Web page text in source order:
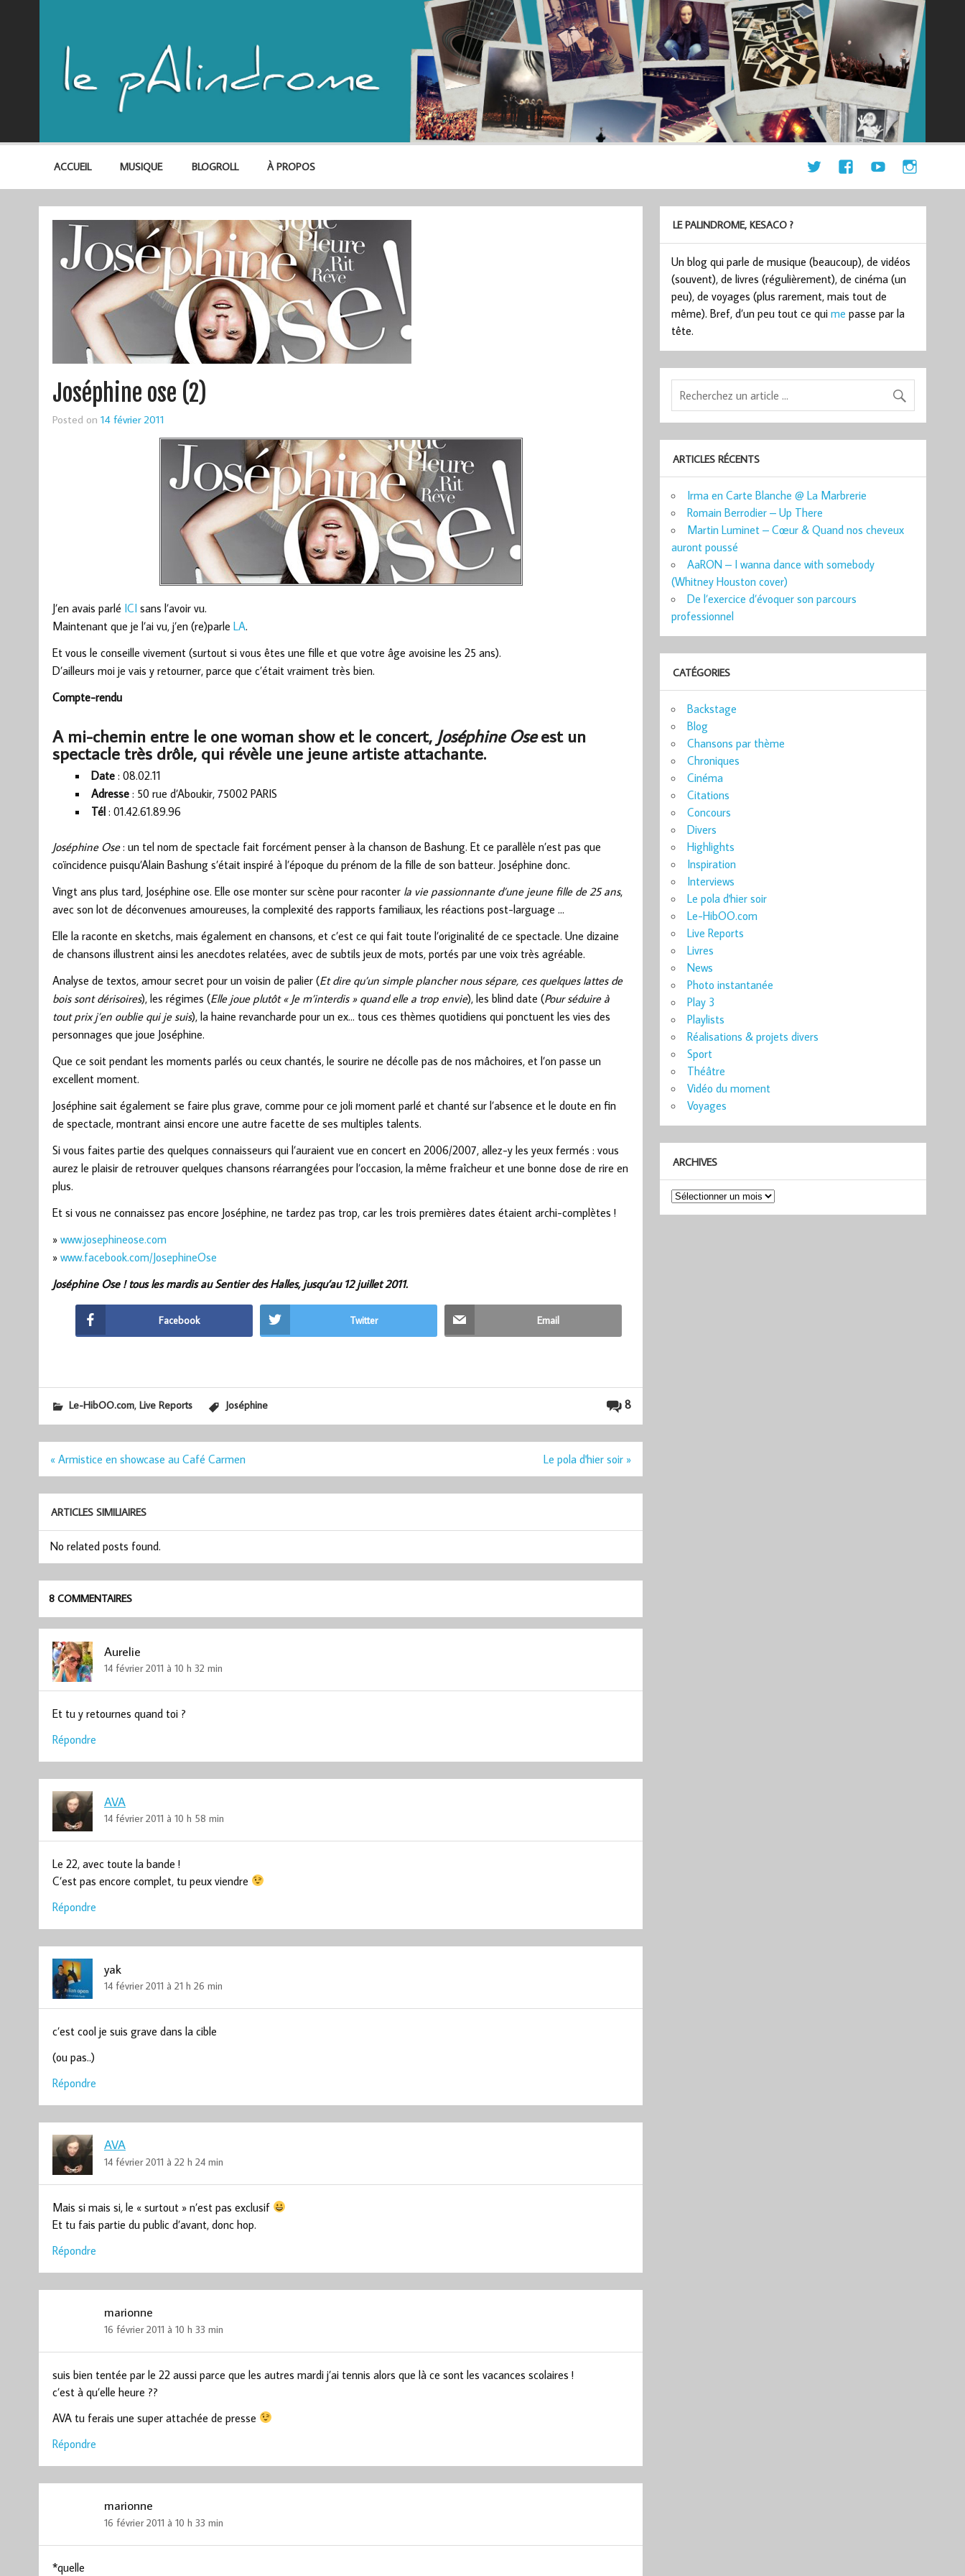
ACCUEIL MUSIQUE BLOGROLL À PROPOS
Joséphine ose (2)
Posted on 14 février 2011
J’en avais parlé ICI sans l’avoir vu.
Maintenant que je l’ai vu, j’en (re)parle LA.
Et vous le conseille vivement (surtout si vous êtes une fille et que votre âge avoisine les 25 ans).
D’ailleurs moi je vais y retourner, parce que c’était vraiment très bien.
Compte-rendu
A mi-chemin entre le one woman show et le concert, Joséphine Oseest un
spectacle très drôle, qui révèle une jeune artiste attachante.
Date: 08.02.11
Adresse: 50 rue d’Aboukir, 75002 PARIS
Tél : 01.42.61.89.96
Joséphine Ose: un tel nom de spectacle fait forcément penser à la chanson de Bashung. Et ce parallèle n’est pas que
coïncidence puisqu’Alain Bashung s’était inspiré à l’époque du prénom de la fille de son batteur. Joséphine donc.
Vingt ans plus tard, Joséphine ose. Elle ose monter sur scène pour raconter la vie passionnante d’une jeune fille de 25 ans,
avec son lot de déconvenues amoureuses, la complexité des rapports familiaux, les réactions post-larguage …
Elle la raconte en sketchs, mais également en chansons, et c’est ce qui fait toute l’originalité de ce spectacle. Une dizaine
de chansons illustrent ainsi les anecdotes relatées, avec de subtils jeux de mots, portés par une voix très agréable.
Analyse de textos, amour secret pour un voisin de palier (Et dire qu’un simple plancher nous sépare, ces quelques lattes de
bois sont dérisoires), les régimes (Elle joue plutôt « Je m’interdis » quand elle a trop envie), les blind date (Pour séduire à
tout prix j’en oublie qui je suis), la haine revancharde pour un ex… tous ces thèmes quotidiens qui ponctuent les vies des
personnages que joue Joséphine.
Que ce soit pendant les moments parlés ou ceux chantés, le sourire ne décolle pas de nos mâchoires, et l’on passe un
excellent moment.
Joséphine sait également se faire plus grave, comme pour ce joli moment parlé et chanté sur l’absence et le doute en fin
de spectacle, montrant ainsi encore une autre facette de ses multiples talents.
Si vous faites partie des quelques connaisseurs qui l’auraient vue en concert en 2006/2007, allez-y les yeux fermés : vous
aurez le plaisir de retrouver quelques chansons réarrangées pour l’occasion, la même fraîcheur et une bonne dose de rire en
plus.
Et si vous ne connaissez pas encore Joséphine, ne tardez pas trop, car les trois premières dates étaient archi-complètes !
» www.josephineose.com
» www.facebook.com/JosephineOse
Joséphine Ose ! tous les mardis au Sentier des Halles, jusqu’au 12 juillet 2011.
Facebook Twitter Email
8
Le-HibOO.com, Live Reports Joséphine
Navigation
l’article
« Armistice en showcase au Café Carmen Le pola d'hier soir »
ARTICLES SIMILIAIRES
No related posts found.
8 COMMENTAIRES
Aurelie
14 février 2011 à 10 h 32 min
Et tu y retournes quand toi ?
Répondre
AVA
14 février 2011 à 10 h 58 min
Le 22, avec toute la bande !
C’est pas encore complet, tu peux viendre
Répondre
yak
14 février 2011 à 21 h 26 min
c’est cool je suis grave dans la cible
(ou pas..)
Répondre
AVA
14 février 2011 à 22 h 24 min
Mais si mais si, le « surtout » n’est pas exclusif
Et tu fais partie du public d’avant, donc hop.
Répondre
marionne
16 février 2011 à 10 h 33 min
suis bien tentée par le 22 aussi parce que les autres mardi j’ai tennis alors que là ce sont les vacances scolaires !
c’est à qu’elle heure ??
AVA tu ferais une super attachée de presse
Répondre
marionne
16 février 2011 à 10 h 33 min
*quelle
LE PALINDROME, KESACO ?
Un blog qui parle de musique (beaucoup), de vidéos
(souvent), de livres (régulièrement), de cinéma (un
peu), de voyages (plus rarement, mais tout de
même). Bref, d’un peu tout ce quime passe par la
tête.
ARTICLES RÉCENTS
Irma en Carte Blanche @ La Marbrerie
Romain Berrodier – Up There
Martin Luminet – Cœur & Quand nos cheveux
auront poussé
AaRON – I wanna dance with somebody
(Whitney Houston cover)
De l’exercice d’évoquer son parcours
professionnel
CATÉGORIES
Backstage
Blog
Chansons par thème
Chroniques
Cinéma
Citations
Concours
Divers
Highlights
Inspiration
Interviews
Le pola d'hier soir
Le-HibOO.com
Live Reports
Livres
News
Photo instantanée
Play 3
Playlists
Réalisations & projets divers
Sport
Théâtre
Vidéo du moment
Voyages
ARCHIVES
Archives